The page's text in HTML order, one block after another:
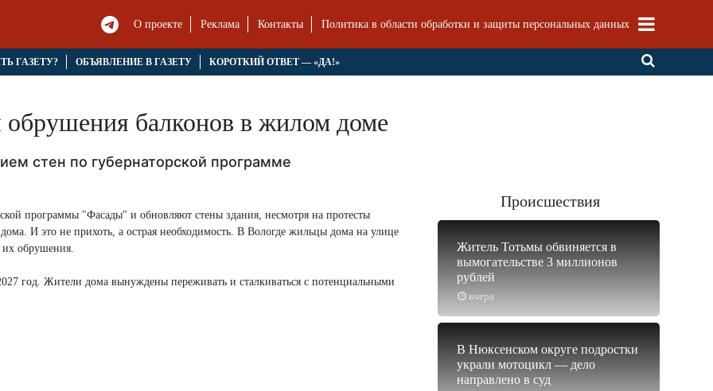
О проекте Реклама Контакты Политика в области обработки и защиты персональных данных
ГАЗЕТУ? ОБЪЯВЛЕНИЕ В ГАЗЕТУ КОРОТКИЙ ОТВЕТ — «ДА!»
балконов в жилом доме
стен по губернаторской программе
программы "Фасады" и обновляют стены здания, несмотря на протесты
И это не прихоть, а острая необходимость. В Вологде жильцы дома на улице
их обрушения.
год. Жители дома вынуждены переживать и сталкиваться с потенциальными
Происшествия
вчера
Житель Тотьмы обвиняется в
вымогательстве 3 миллионов
рублей
В Нюксенском округе подростки
украли мотоцикл — дело
направлено в суд